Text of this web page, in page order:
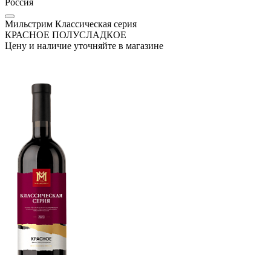
Мильстрим Классическая серия
КРАСНОЕ ПОЛУСЛАДКОЕ
Цену и наличие уточняйте в магазине